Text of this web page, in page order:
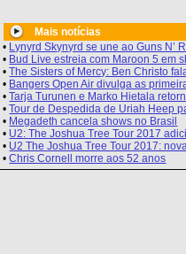
Mais notícias
• Lynyrd Skynyrd se une ao Guns N’
• Bud Live estreia com Maroon 5 em
•The Sisters of Mercy: Ben Christo
• Bangers Open Air divulga as
•Tarja Turunen e Marko Hietala
•Tour de Despedida de Uriah Heep
• Megadeth cancela shows no Brasil
• U2: The Joshua Tree Tour 2017
• U2 The Joshua Tree Tour 2017:
•Chris Cornell morre aos 52 anos